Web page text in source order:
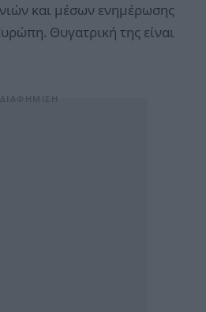
και μέσων ενημέρωσης
Θυγατρική της είναι